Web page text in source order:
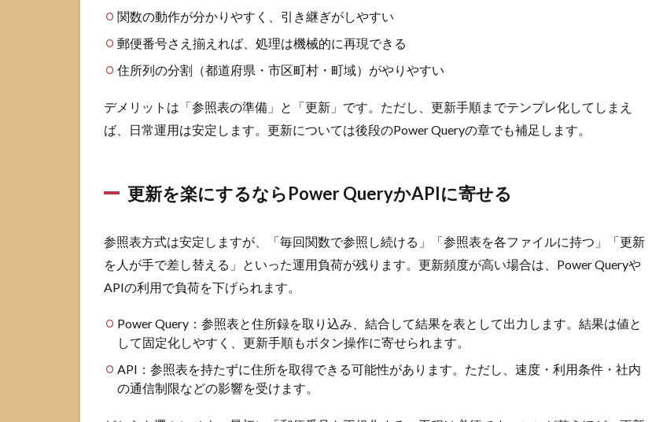
村と
町域
を列
ける
方
で
郵
番
号
か
ら
所
を
自
動
表
す
関数の動作が分かりやすく、引き継ぎがしやすい
郵便番号さえ揃えれば、処理は機械的に再現できる
住所列の分割（都道府県・市区町村・町域）がやりやすい
デメリットは「参照表の準備」と「更新」です。ただし、更新手順までテンプレ化してしまえ
ば、日常運用は安定します。更新については後段のPower Queryの章でも補足します。
更新を楽にするならPower QueryかAPIに寄せる
参照表方式は安定しますが、「毎回関数で参照し続ける」「参照表を各ファイルに持つ」「更新
を人が手で差し替える」といった運用負荷が残ります。更新頻度が高い場合は、Power Queryや
APIの利用で負荷を下げられます。
Power Query：参照表と住所録を取り込み、結合して結果を表として出力します。結果は値と
して固定化しやすく、更新手順もボタン操作に寄せられます。
API：参照表を持たずに住所を取得できる可能性があります。ただし、速度・利用条件・社内
の通信制限などの影響を受けます。